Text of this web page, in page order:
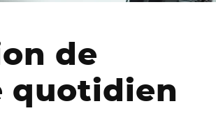
de
quotidien